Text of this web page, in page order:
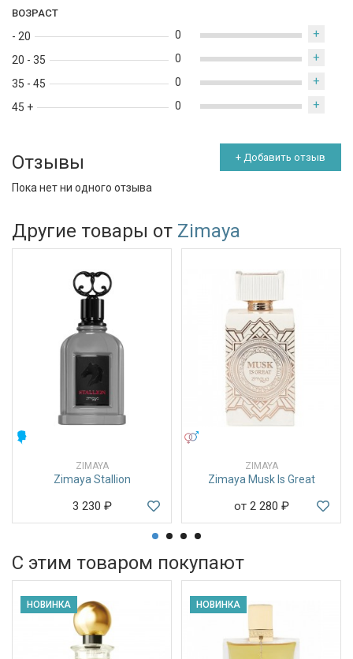
ВОЗРАСТ
- 20
20 - 35
35 - 45
45 +
0 +
0 +
0 +
0 +
Отзывы + Добавить отзыв
Пока нет ни одного отзыва
Другие товары от Zimaya
ZIMAYA
Zimaya Stallion
3 230 ₽
ZIMAYA
Zimaya Musk Is Great
от 2 280 ₽
С этим товаром покупают
НОВИНКА НОВИНКА